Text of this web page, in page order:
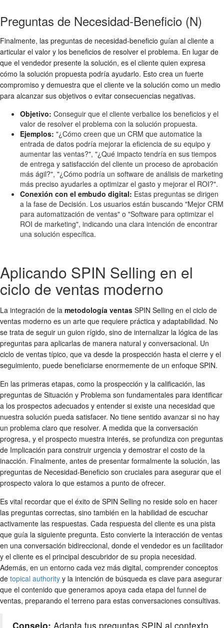
Preguntas de Necesidad-Beneficio (N)
Finalmente, las preguntas de necesidad-beneficio guían al cliente a
articular el valor y los beneficios de resolver el problema. En lugar de
que el vendedor presente la solución, es el cliente quien expresa
cómo la solución propuesta podría ayudarlo. Esto crea un fuerte
compromiso y demuestra que el cliente ve la solución como un medio
para alcanzar sus objetivos o evitar consecuencias negativas.
Objetivo: Conseguir que el cliente verbalice los beneficios y el
valor de resolver el problema con la solución propuesta.
Ejemplos: "¿Cómo creen que un CRM que automatice la
entrada de datos podría mejorar la eficiencia de su equipo y
aumentar las ventas?", "¿Qué impacto tendría en sus tiempos
de entrega y satisfacción del cliente un proceso de aprobación
más ágil?", "¿Cómo podría un software de análisis de marketing
más preciso ayudarles a optimizar el gasto y mejorar el ROI?".
Conexión con el embudo digital: Estas preguntas se dirigen
a la fase de Decisión. Los usuarios están buscando "Mejor CRM
para automatización de ventas" o "Software para optimizar el
ROI de marketing", indicando una clara intención de encontrar
una solución específica.
Aplicando SPIN Selling en el
ciclo de ventas moderno
La integración de la metodología ventas SPIN Selling en el ciclo de
ventas moderno es un arte que requiere práctica y adaptabilidad. No
se trata de seguir un guion rígido, sino de internalizar la lógica de las
preguntas para aplicarlas de manera natural y conversacional. Un
ciclo de ventas típico, que va desde la prospección hasta el cierre y el
seguimiento, puede beneficiarse enormemente de un enfoque SPIN.
En las primeras etapas, como la prospección y la calificación, las
preguntas de Situación y Problema son fundamentales para identificar
a los prospectos adecuados y entender si existe una necesidad que
nuestra solución pueda satisfacer. No tiene sentido avanzar si no hay
un problema claro que resolver. A medida que la conversación
progresa, y el prospecto muestra interés, se profundiza con preguntas
de Implicación para construir urgencia y demostrar el costo de la
inacción. Finalmente, antes de presentar formalmente la solución, las
preguntas de Necesidad-Beneficio son cruciales para asegurar que el
prospecto valora lo que estamos a punto de ofrecer.
Es vital recordar que el éxito de SPIN Selling no reside solo en hacer
las preguntas correctas, sino también en la habilidad de escuchar
activamente las respuestas. Cada respuesta del cliente es una pista
que guía la siguiente pregunta. Esto convierte la interacción de ventas
en una conversación bidireccional, donde el vendedor es un facilitador
y el cliente es el principal descubridor de su propia necesidad.
Además, en un entorno cada vez más digital, comprender conceptos
de topical authority y la intención de búsqueda es clave para asegurar
que el contenido que generamos apoya cada etapa del funnel de
ventas, preparando el terreno para estas conversaciones consultivas.
Consejo: Adapta tus preguntas SPIN al contexto